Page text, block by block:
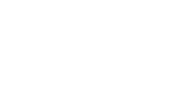
фасками для
разнообразных проектов